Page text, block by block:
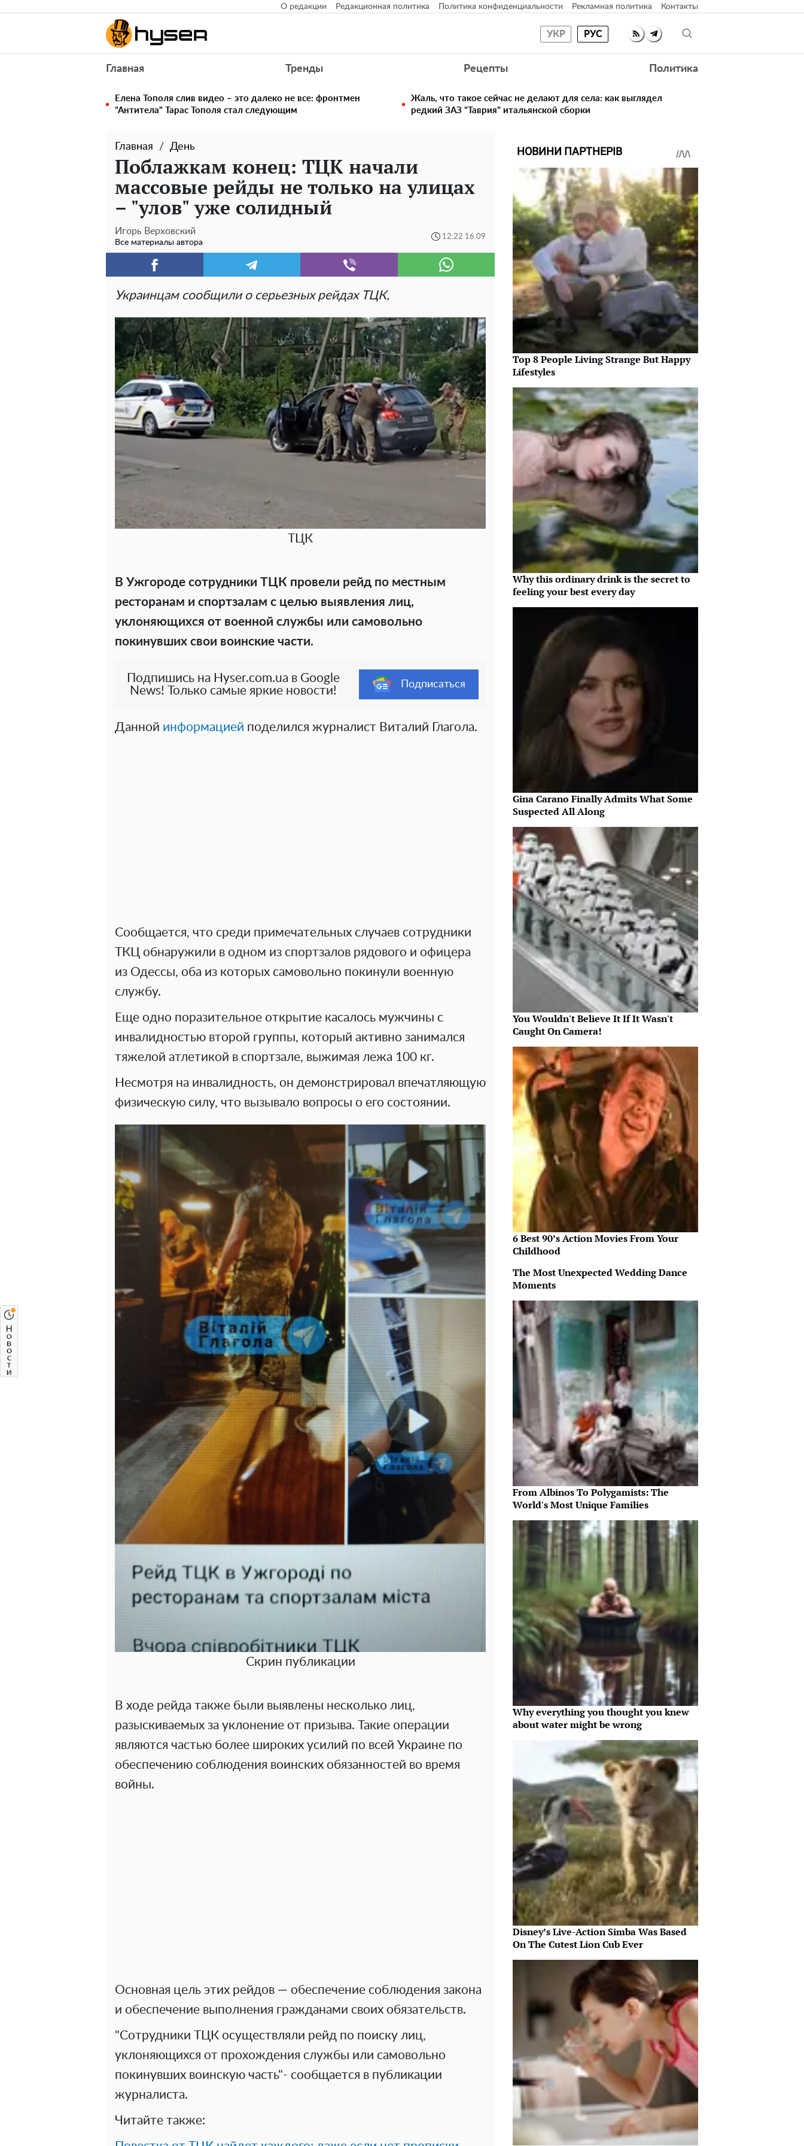
О редакции Редакционная политика Политика конфиденциальности Рекламная политика Контакты
УКР РУС
Главная Тренды Рецепты Политика
Елена Тополя слив видео – это далеко не все: фронтмен
"Антитела" Тарас Тополя стал следующим
Жаль, что такое сейчас не делают для села: как выглядел
редкий ЗАЗ "Таврия" итальянской сборки
Главная День
Поблажкам конец: ТЦК начали
массовые рейды не только на улицах
– "улов" уже солидный
Игорь Верховский
Все материалы автора
12:22 16.09
Украинцам сообщили о серьезных рейдах ТЦК,
ТЦК
В Ужгороде сотрудники ТЦК провели рейд по местным
ресторанам и спортзалам с целью выявления лиц,
уклоняющихся от военной службы или самовольно
покинувших свои воинские части.
Подпишись на Hyser.com.ua в Google
News! Только самые яркие новости!
Подписаться
Данной информацией поделился журналист Виталий Глагола.
Сообщается, что среди примечательных случаев сотрудники
ТКЦ обнаружили в одном из спортзалов рядового и офицера
из Одессы, оба из которых самовольно покинули военную
службу.
Еще одно поразительное открытие касалось мужчины с
инвалидностью второй группы, который активно занимался
тяжелой атлетикой в ​​спортзале, выжимая лежа 100 кг.
Несмотря на инвалидность, он демонстрировал впечатляющую
физическую силу, что вызывало вопросы о его состоянии.
Скрин публикации
В ходе рейда также были выявлены несколько лиц,
разыскиваемых за уклонение от призыва. Такие операции
являются частью более широких усилий по всей Украине по
обеспечению соблюдения воинских обязанностей во время
войны.
Основная цель этих рейдов — обеспечение соблюдения закона
и обеспечение выполнения гражданами своих обязательств.
"Сотрудники ТЦК осуществляли рейд по поиску лиц,
уклоняющихся от прохождения службы или самовольно
покинувших воинскую часть"- сообщается в публикации
журналиста.
Читайте также:
НОВИНИ ПАРТНЕРІВ
Top 8 People Living Strange But Happy
Lifestyles
Why this ordinary drink is the secret to
feeling your best every day
Gina Carano Finally Admits What Some
Suspected All Along
You Wouldn't Believe It If It Wasn't
Caught On Camera!
6 Best 90’s Action Movies From Your
Childhood
The Most Unexpected Wedding Dance
Moments
From Albinos To Polygamists: The
World's Most Unique Families
Why everything you thought you knew
about water might be wrong
Disney’s Live-Action Simba Was Based
On The Cutest Lion Cub Ever